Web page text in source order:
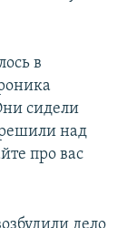
в
сидели
над
про вас
дело